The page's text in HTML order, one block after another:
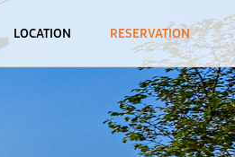
LOCATION RESERVATION